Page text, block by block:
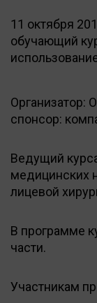
11 октября
обучающий
Организатор:
спонсор:
Ведущий
медицинских
лицевой
В программе
части.
Участникам